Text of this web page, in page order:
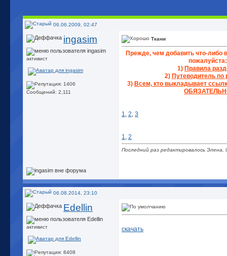
06.06.2009, 02:47
ingasim
активист
Сообщений: 2,111
Ткани
Прежде, чем добавить что-либо
пожалуйста:
1) Правила
2) Путеводитель по
3) Всем, кто выкладывает
1, 2, 3
1, 2
Последний раз редактировалось Элена,
06.08.2014, 23:10
Edellin
активист скачать